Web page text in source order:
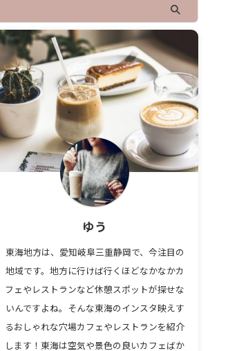
ゆう
東海地方は、愛知岐阜三重静岡で、今注目の
地域です。地方に行けば行くほどなかなかカ
フェやレストランなど休憩スポットが探せな
いんですよね。そんな東海のインスタ映えす
るおしゃれな穴場カフェやレストランを紹介
します！東海は空気や景色の良いカフェばか